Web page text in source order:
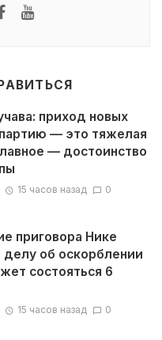
Facebook
приход новых
— это тяжелая
— достоинство
15 часов назад 0
приговора Нике
об оскорблении
состояться 6
15 часов назад 0